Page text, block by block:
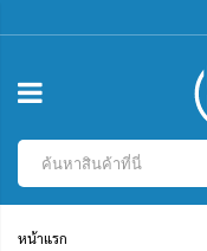
หน้าแรก